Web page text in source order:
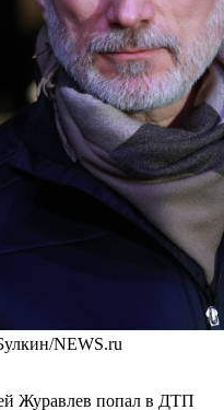
NEWS.ru
Журавлев попал в ДТП